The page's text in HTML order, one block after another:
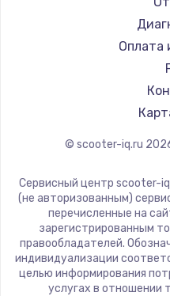
Оплата
© scooter-iq.ru
Сервисный центр scooter-
(не авторизованным)
перечисленные на
зарегистрированным
правообладателей.
индивидуализации
целью информирования
услугах в отношении